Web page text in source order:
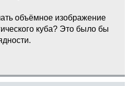
объёмное изображение
куба? Это было бы